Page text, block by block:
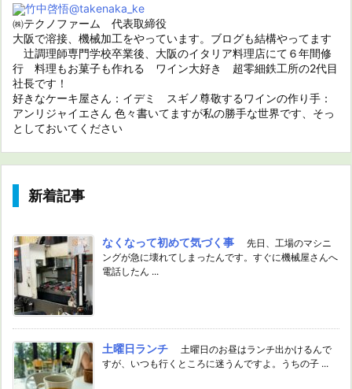
竹中啓悟@takenaka_ke
㈱テクノファーム 代表取締役
大阪で溶接、機械加工をやっています。ブログも結構やってます
辻調理師専門学校卒業後、大阪のイタリア料理店にて６年間修
行 料理もお菓子も作れる ワイン大好き 超零細鉄工所の2代目
社長です！
好きなケーキ屋さん：イデミ スギノ尊敬するワインの作り手：
アンリジャイエさん 色々書いてますが私の勝手な世界です、そっ
としておいてください
新着記事
なくなって初めて気づく事
先日、工場のマシニ
ングが急に壊れてしまったんです。すぐに機械屋さんへ
電話したん ...
土曜日ランチ
土曜日のお昼はランチ出かけるんで
すが、いつも行くところに迷うんですよ。うちの子 ...